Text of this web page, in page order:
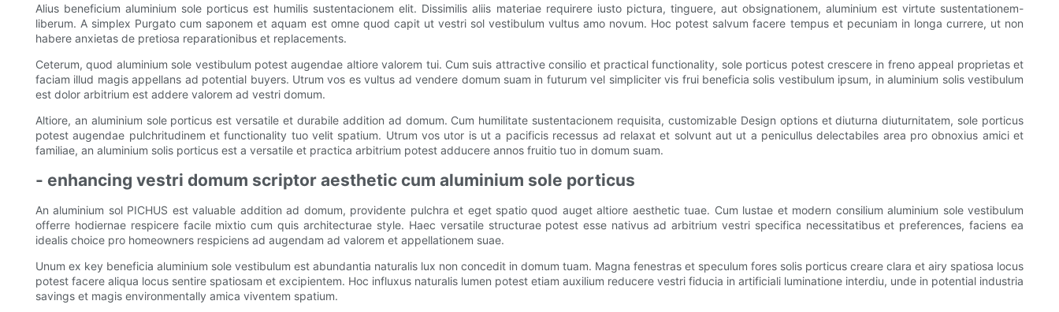
Alius beneficium aluminium sole porticus est humilis sustentacionem elit. Dissimilis aliis materiae requirere iusto pictura, tinguere, aut obsignationem, aluminium est virtute sustentationem-
liberum. A simplex Purgato cum saponem et aquam est omne quod capit ut vestri sol vestibulum vultus amo novum. Hoc potest salvum facere tempus et pecuniam in longa currere, ut non
habere anxietas de pretiosa reparationibus et replacements.
Ceterum, quod aluminium sole vestibulum potest augendae altiore valorem tui. Cum suis attractive consilio et practical functionality, sole porticus potest crescere in freno appeal proprietas et
faciam illud magis appellans ad potential buyers. Utrum vos es vultus ad vendere domum suam in futurum vel simpliciter vis frui beneficia solis vestibulum ipsum, in aluminium solis vestibulum
est dolor arbitrium est addere valorem ad vestri domum.
Altiore, an aluminium sole porticus est versatile et durabile addition ad domum. Cum humilitate sustentacionem requisita, customizable Design options et diuturna diuturnitatem, sole porticus
potest augendae pulchritudinem et functionality tuo velit spatium. Utrum vos utor is ut a pacificis recessus ad relaxat et solvunt aut ut a penicullus delectabiles area pro obnoxius amici et
familiae, an aluminium solis porticus est a versatile et practica arbitrium potest adducere annos fruitio tuo in domum suam.
- enhancing vestri domum scriptor aesthetic cum aluminium sole porticus
An aluminium sol PICHUS est valuable addition ad domum, providente pulchra et eget spatio quod auget altiore aesthetic tuae. Cum lustae et modern consilium aluminium sole vestibulum
offerre hodiernae respicere facile mixtio cum quis architecturae style. Haec versatile structurae potest esse nativus ad arbitrium vestri specifica necessitatibus et preferences, faciens ea
idealis choice pro homeowners respiciens ad augendam ad valorem et appellationem suae.
Unum ex key beneficia aluminium sole vestibulum est abundantia naturalis lux non concedit in domum tuam. Magna fenestras et speculum fores solis porticus creare clara et airy spatiosa locus
potest facere aliqua locus sentire spatiosam et excipientem. Hoc influxus naturalis lumen potest etiam auxilium reducere vestri fiducia in artificiali luminatione interdiu, unde in potential industria
savings et magis environmentally amica viventem spatium.